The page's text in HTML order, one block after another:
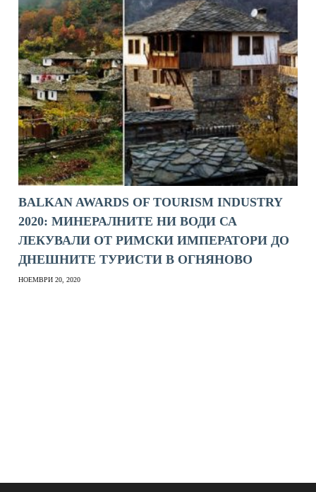
BALKAN AWARDS OF TOURISM INDUSTRY
2020: МИНЕРАЛНИТЕ НИ ВОДИ СА
ЛЕКУВАЛИ ОТ РИМСКИ ИМПЕРАТОРИ ДО
ДНЕШНИТЕ ТУРИСТИ В ОГНЯНОВО
НОЕМВРИ 20, 2020